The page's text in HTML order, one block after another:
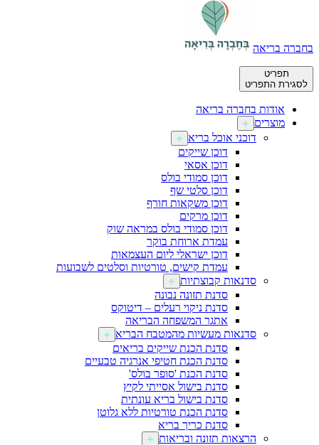
בחברה בריאה
תפריט
לסגירת התפריט
אודות בחברה בריאה
מוצרים
דוכני אוכל בריא
דוכן שייקים
דוכן אסאי
דוכן סמודי בולס
דוכן סלטי שף
דוכן משקאות חורף
דוכן מרקים
דוכן סמודי בולס במראה שוק
עמדת ארוחת בוקר
דוכן ישראלי ליום העצמאות
עמדת קישים, טורטיות וסלטים לשבועות
סדנאות קבוצתיות
סדנת תזונה נבונה
סדנת ניקוי רעלים – דיטוקס
אתגר המשפחה הבריאה
סדנאות מעשיות מהמטבח הבריא
סדנת הכנת שייקים בריאים
סדנת הכנת חטיפי אנרגיה טבעיים
סדנת הכנת 'סופר בולס'
סדנת בישול אסייתי לקיץ
סדנת בישול בריא עונתית
סדנת הכנת טורטיות ללא גלוטן
סדנת כריך בריא
הרצאות תזונה ובריאות